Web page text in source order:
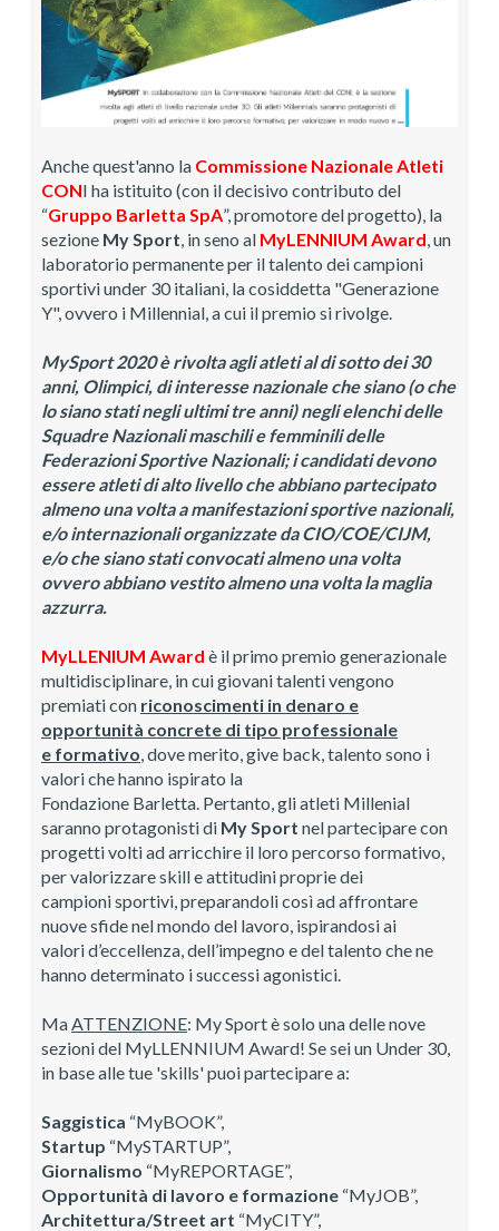
Anche quest'anno la Commissione Nazionale Atleti
CONI ha istituito (con il decisivo contributo del
“Gruppo Barletta SpA”, promotore del progetto), la
sezione My Sport , in seno al MyLENNIUM Award , un
laboratorio permanente per il talento dei campioni
sportivi under 30 italiani, la cosiddetta "Generazione
Y", ovvero i Millennial, a cui il premio si rivolge.
MySport 2020 è rivolta agli atleti al di sotto dei 30
anni, Olimpici, di interesse nazionale che siano (o che
lo siano stati negli ultimi tre anni) negli elenchi delle
Squadre Nazionali maschili e femminili delle
Federazioni Sportive Nazionali; i candidati devono
essere atleti di alto livello che abbiano partecipato
almeno una volta a manifestazioni sportive nazionali,
e/o internazionali organizzate da CIO/COE/CIJM,
e/o che siano stati convocati almeno una volta
ovvero abbiano vestito almeno una volta la maglia
azzurra.
MyLLENIUM Award è il primo premio generazionale
multidisciplinare, in cui giovani talenti vengono
premiati con riconoscimenti in denaro e
opportunità concrete di tipo professionale
e formativo , dove merito, give back, talento sono i
valori che hanno ispirato la
Fondazione Barletta. Pertanto, gli atleti Millenial
saranno protagonisti di My Sport nel partecipare con
progetti volti ad arricchire il loro percorso formativo,
per valorizzare skill e attitudini proprie dei
campioni sportivi, preparandoli così ad affrontare
nuove sfide nel mondo del lavoro, ispirandosi ai
valori d’eccellenza, dell’impegno e del talento che ne
hanno determinato i successi agonistici.
Ma ATTENZIONE: My Sport è solo una delle nove
sezioni del MyLLENNIUM Award! Se sei un Under 30,
in base alle tue 'skills' puoi partecipare a:
Saggistica “MyBOOK”,
Startup “MySTARTUP”,
Giornalismo “MyREPORTAGE”,
Opportunità di lavoro e formazione “MyJOB”,
Architettura/Street art “MyCITY”,